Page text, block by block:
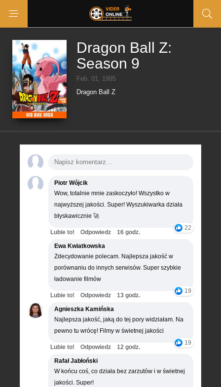
Dragon Ball Z:
Season 9
Feb. 01, 1995
Dragon Ball Z
Piotr Wójcik
Wow, totalnie mnie zaskoczyło! Wszystko w
najwyższej jakości. Super! Wyszukiwarka działa
błyskawicznie 🚀
22
Lubie to! Odpowiedz
16 godz.
Ewa Kwiatkowska
Zdecydowanie polecam. Najlepsza jakość w
porównaniu do innych serwisów. Super szybkie
ładowanie filmów
19
Lubie to! Odpowiedz
13 godz.
Agnieszka Kamińska
Najlepsza jakość, jaką do tej pory widziałam. Na
pewno tu wrócę! Filmy w świetnej jakości
19
Lubie to! Odpowiedz
12 godz.
Rafał Jabłoński
W końcu coś, co działa bez zarzutów i w świetnej
jakości. Super!